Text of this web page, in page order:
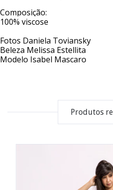
Composição:
100% viscose
Fotos Daniela Toviansky
Beleza Melissa Estellita
Modelo Isabel Mascaro
Produtos